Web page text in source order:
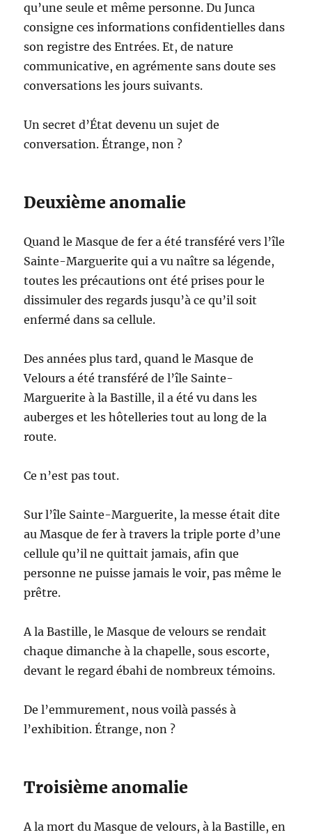
qu’une seule et même personne. Du Junca
consigne ces informations confidentielles dans
son registre des Entrées. Et, de nature
communicative, en agrémente sans doute ses
conversations les jours suivants.
Un secret d’État devenu un sujet de
conversation. Étrange, non ?
Deuxième anomalie
Quand le Masque de fer a été transféré vers l’île
Sainte-Marguerite qui a vu naître sa légende,
toutes les précautions ont été prises pour le
dissimuler des regards jusqu’à ce qu’il soit
enfermé dans sa cellule.
Des années plus tard, quand le Masque de
Velours a été transféré de l’île Sainte-
Marguerite à la Bastille, il a été vu dans les
auberges et les hôtelleries tout au long de la
route.
Ce n’est pas tout.
Sur l’île Sainte-Marguerite, la messe était dite
au Masque de fer à travers la triple porte d’une
cellule qu’il ne quittait jamais, afin que
personne ne puisse jamais le voir, pas même le
prêtre.
A la Bastille, le Masque de velours se rendait
chaque dimanche à la chapelle, sous escorte,
devant le regard ébahi de nombreux témoins.
De l’emmurement, nous voilà passés à
l’exhibition. Étrange, non ?
Troisième anomalie
A la mort du Masque de velours, à la Bastille, en